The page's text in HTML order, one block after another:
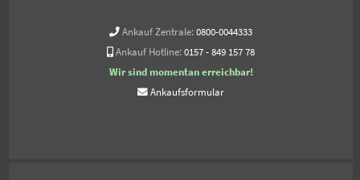
Ankauf Zentrale: 0800-0044333
Ankauf Hotline: 0157 - 849 157 78
Wir sind momentan erreichbar!
Ankaufsformular